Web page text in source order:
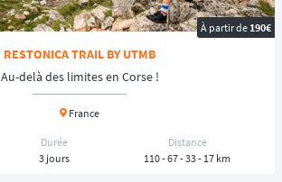
À partir de190€
RESTONICA TRAIL BY UTMB
Au-delà des limites en Corse !
France
Durée
3 jours
Distance
110 - 67 - 33 - 17 km